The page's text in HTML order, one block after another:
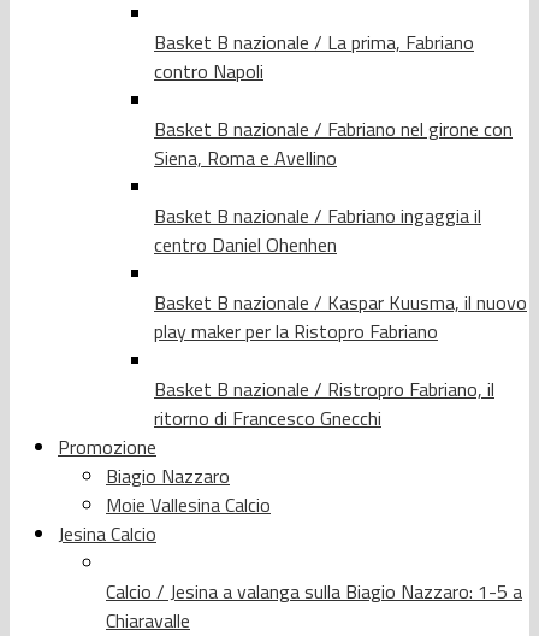
Basket B nazionale / La prima, Fabriano
contro Napoli
Basket B nazionale / Fabriano nel girone con
Siena, Roma e Avellino
Basket B nazionale / Fabriano ingaggia il
centro Daniel Ohenhen
Basket B nazionale / Kaspar Kuusma, il nuovo
play maker per la Ristopro Fabriano
Basket B nazionale / Ristropro Fabriano, il
ritorno di Francesco Gnecchi
Promozione
Biagio Nazzaro
Moie Vallesina Calcio
Jesina Calcio
Calcio / Jesina a valanga sulla Biagio Nazzaro: 1-5 a
Chiaravalle